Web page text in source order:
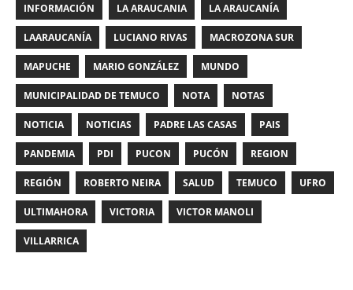
INFORMACIÓN LA ARAUCANIA LA ARAUCANÍA
LAARAUCANÍA LUCIANO RIVAS MACROZONA SUR
MAPUCHE MARIO GONZÁLEZ MUNDO
MUNICIPALIDAD DE TEMUCO NOTA NOTAS
NOTICIA NOTICIAS PADRE LAS CASAS PAIS
PANDEMIA PDI PUCON PUCÓN REGION
REGIÓN ROBERTO NEIRA SALUD TEMUCO UFRO
ULTIMAHORA VICTORIA VICTOR MANOLI
VILLARRICA